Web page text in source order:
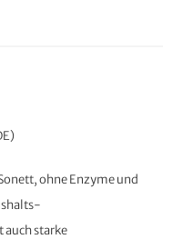
ohne Enzyme und
starke